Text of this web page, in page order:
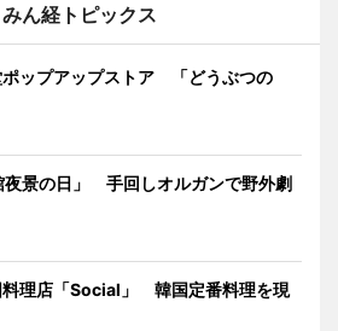
みん経トピックス
ポップアップストア 「どうぶつの
夜景の日」 手回しオルガンで野外劇
料理店「Social」 韓国定番料理を現